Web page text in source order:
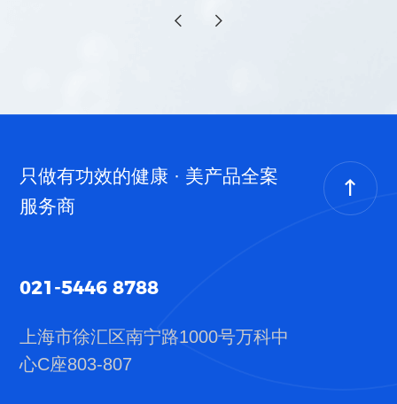
只做有功效的健康 · 美产品全案
服务商
021-5446 8788
上海市徐汇区南宁路1000号万科中
心C座803-807